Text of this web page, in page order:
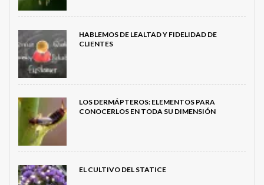
HABLEMOS DE LEALTAD Y FIDELIDAD DE
CLIENTES
LOS DERMÁPTEROS: ELEMENTOS PARA
CONOCERLOS EN TODA SU DIMENSIÓN
EL CULTIVO DEL STATICE